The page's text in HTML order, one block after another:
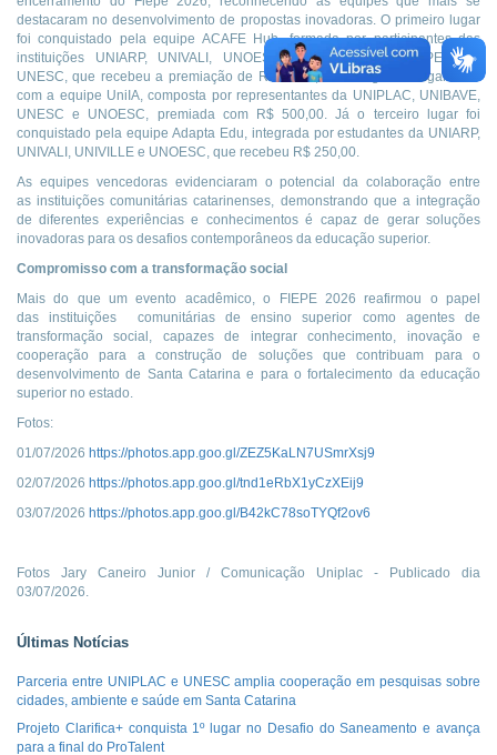
destacaram no desenvolvimento de propostas inovadoras. O primeiro lugar
foi conquistado pela equipe ACAFE Hub, formada por participantes das
instituições UNIARP, UNIVALI, UNOESC, UNIBAVE, UNOCHAPECÓ e
UNESC, que recebeu a premiação de R$ 1.000,00. O segundo lugar ficou
com a equipe UniIA, composta por representantes da UNIPLAC, UNIBAVE,
UNESC e UNOESC, premiada com R$ 500,00. Já o terceiro lugar foi
conquistado pela equipe Adapta Edu, integrada por estudantes da UNIARP,
UNIVALI, UNIVILLE e UNOESC, que recebeu R$ 250,00.
As equipes vencedoras evidenciaram o potencial da colaboração entre
as instituições comunitárias catarinenses, demonstrando que a integração
de diferentes experiências e conhecimentos é capaz de gerar soluções
inovadoras para os desafios contemporâneos da educação superior.
Compromisso com a transformação social
Mais do que um evento acadêmico, o FIEPE 2026 reafirmou o papel
das instituições comunitárias de ensino superior como agentes de
transformação social, capazes de integrar conhecimento, inovação e
cooperação para a construção de soluções que contribuam para o
desenvolvimento de Santa Catarina e para o fortalecimento da educação
superior no estado.
Fotos:
01/07/2026 https://photos.app.goo.gl/ZEZ5KaLN7USmrXsj9
02/07/2026 https://photos.app.goo.gl/tnd1eRbX1yCzXEij9
03/07/2026 https://photos.app.goo.gl/B42kC78soTYQf2ov6
Fotos Jary Caneiro Junior / Comunicação Uniplac - Publicado dia
03/07/2026.
Últimas Notícias
Parceria entre UNIPLAC e UNESC amplia cooperação em pesquisas sobre
cidades, ambiente e saúde em Santa Catarina
Projeto Clarifica+ conquista 1º lugar no Desafio do Saneamento e avança
para a final do ProTalent